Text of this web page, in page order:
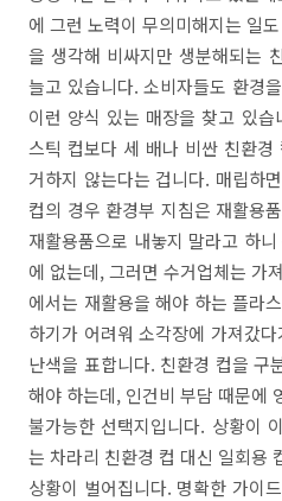
에 그런 노력이 무의미해지는 일
을 생각해 비싸지만 생분해되는
늘고 있습니다. 소비자들도 환경
이런 양식 있는 매장을 찾고 있
스틱 컵보다 세 배나 비싼 친환
거하지 않는다는 겁니다. 매립하
컵의 경우 환경부 지침은 재활용
재활용품으로 내놓지 말라고 하
에 없는데, 그러면 수거업체는 가
에서는 재활용을 해야 하는 플라
하기가 어려워 소각장에 가져갔
난색을 표합니다. 친환경 컵을 구
해야 하는데, 인건비 부담 때문에
불가능한 선택지입니다. 상황이
는 차라리 친환경 컵 대신 일회용
상황이 벌어집니다. 명확한 가이